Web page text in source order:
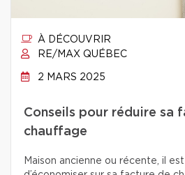
À DÉCOUVRIR
RE/MAX QUÉBEC
2 MARS 2025
Conseils pour réduire sa
chauffage
Maison ancienne ou récente, il